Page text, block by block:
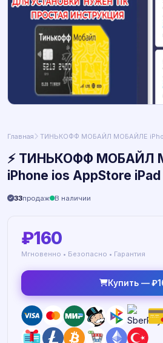
Главная ТИНЬКОФФ МОБАЙЛ МОБАЙЛЕ
⚡️ ТИНЬКОФФ МОБАЙЛ
iPhone ios AppStore
33продаж В наличии
₽160
Мгновенно • Безопасно • Гарантия
Купить —